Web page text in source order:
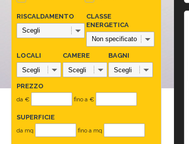
RISCALDAMENTO
CLASSE
ENERGETICA
LOCALI CAMERE BAGNI
PREZZO
da € fino a €
SUPERFICIE
da mq fino a mq